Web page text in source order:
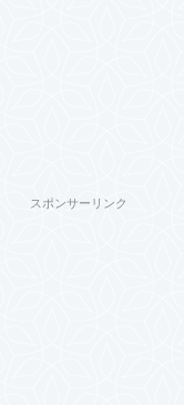
スポンサーリンク